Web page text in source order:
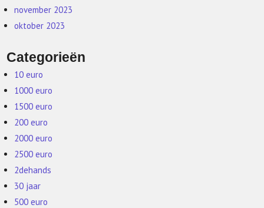
november 2023
oktober 2023
Categorieën
10 euro
1000 euro
1500 euro
200 euro
2000 euro
2500 euro
2dehands
30 jaar
500 euro